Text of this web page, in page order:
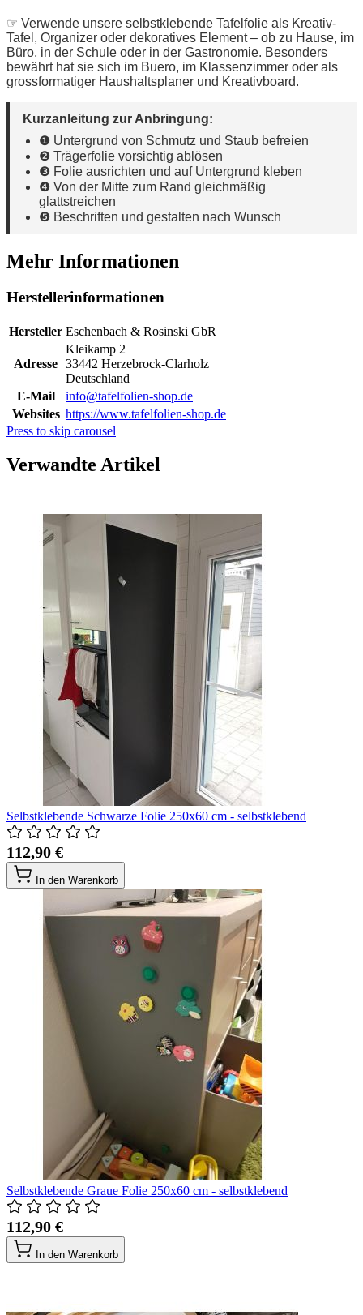
☞ Verwende unsere selbstklebende Tafelfolie als Kreativ-
Tafel, Organizer oder dekoratives Element – ob zu Hause, im
Büro, in der Schule oder in der Gastronomie. Besonders
bewährt hat sie sich im Buero, im Klassenzimmer oder als
grossformatiger Haushaltsplaner und Kreativboard.
Kurzanleitung zur Anbringung:
❶ Untergrund von Schmutz und Staub befreien
❷ Trägerfolie vorsichtig ablösen
❸ Folie ausrichten und auf Untergrund kleben
❹ Von der Mitte zum Rand gleichmäßig
glattstreichen
❺ Beschriften und gestalten nach Wunsch
Mehr Informationen
Herstellerinformationen
Hersteller Eschenbach & Rosinski GbR
Adresse
Kleikamp 2
33442 Herzebrock-Clarholz
Deutschland
E-Mail
info@tafelfolien-shop.de
Websites https://www.tafelfolien-shop.de
Press to skip carousel
Verwandte Artikel
Selbstklebende Schwarze Folie 250x60 cm - selbstklebend
112,90 €
In den Warenkorb
Selbstklebende Graue Folie 250x60 cm - selbstklebend
112,90 €
In den Warenkorb